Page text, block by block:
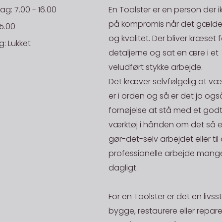
0-1kg 75,00
1-5kg 89,00
5-10kg 109,00
10-30kg
Få leveret
så skal du
stilles, hvis
ansvar.
20kg og
De priser,
på
nettet hele
muligheder.
står
så send os
kigger vi på
tilbage med
overholdes.
på en aktiv
på lager.
mand og
være i en
E-mail til
E-mail til
E-mail til
EAN:
NB: Ordre
200,-
7.00 - 16.00
Lukket
En Toolster er en person der
på kompromis når det
og kvalitet. Der bliver kræset
detaljerne og sat en ære i et
veludført stykke arbejde.
Det kræver selvfølgelig at
er i orden og så er det jo
fornøjelse at stå med et
værktøj i hånden om det så
gør-det-selv arbejdet eller til
professionelle arbejde
dagligt.
For en Toolster er det en
bygge, restaurere eller